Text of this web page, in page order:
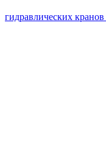
гидравлических кранов